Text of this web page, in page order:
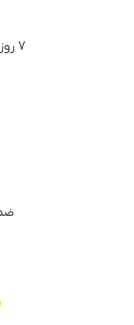
7 روز ضمانت بازگشت پول